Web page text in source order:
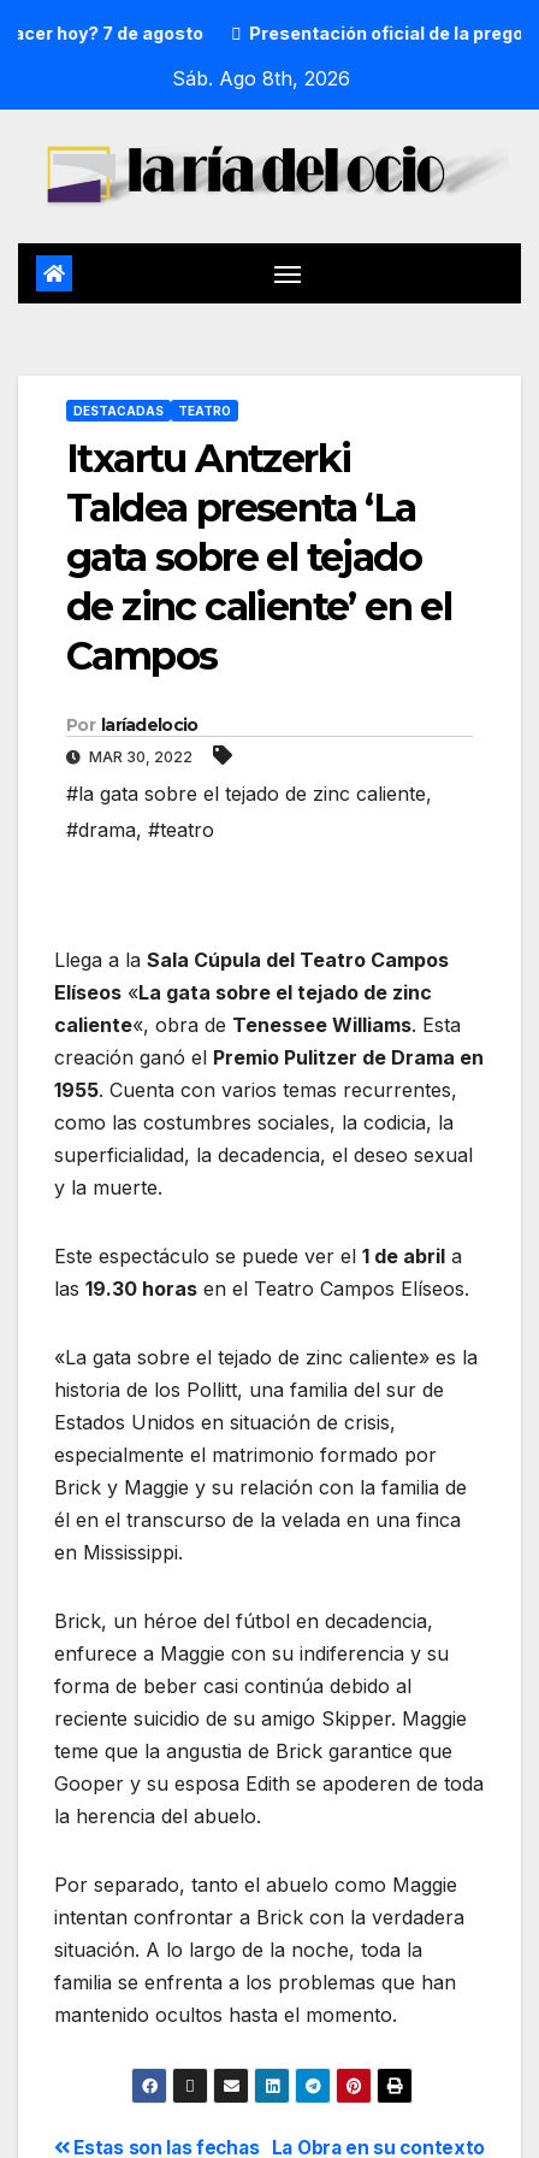
hoy? 7 de agosto Presentación oficial de la pregonera
Sáb. Ago 8th, 2026
DESTACADAS TEATRO
Itxartu Antzerki
Taldea presenta ‘La
gata sobre el tejado
de zinc caliente’ en el
Campos
Por laríadelocio
MAR 30, 2022
#la gata sobre el tejado de zinc caliente,
#drama, #teatro
Llega a la Sala Cúpula del Teatro Campos
Elíseos «La gata sobre el tejado de zinc
caliente«, obra de Tenessee Williams. Esta
creación ganó el Premio Pulitzer de Drama en
1955. Cuenta con varios temas recurrentes,
como las costumbres sociales, la codicia, la
superficialidad, la decadencia, el deseo sexual
y la muerte.
Este espectáculo se puede ver el 1 de abril a
las 19.30 horas en el Teatro Campos Elíseos.
«La gata sobre el tejado de zinc caliente» es la
historia de los Pollitt, una familia del sur de
Estados Unidos en situación de crisis,
especialmente el matrimonio formado por
Brick y Maggie y su relación con la familia de
él en el transcurso de la velada en una finca
en Mississippi.
Brick, un héroe del fútbol en decadencia,
enfurece a Maggie con su indiferencia y su
forma de beber casi continúa debido al
reciente suicidio de su amigo Skipper. Maggie
teme que la angustia de Brick garantice que
Gooper y su esposa Edith se apoderen de toda
la herencia del abuelo.
Por separado, tanto el abuelo como Maggie
intentan confrontar a Brick con la verdadera
situación. A lo largo de la noche, toda la
familia se enfrenta a los problemas que han
mantenido ocultos hasta el momento.
La Obra en su contexto
Estas son las fechas